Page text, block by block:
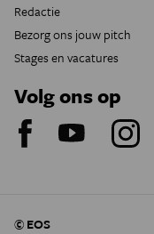
Redactie
Bezorg ons jouw pitch
Stages en vacatures
Volg ons op
© EOS